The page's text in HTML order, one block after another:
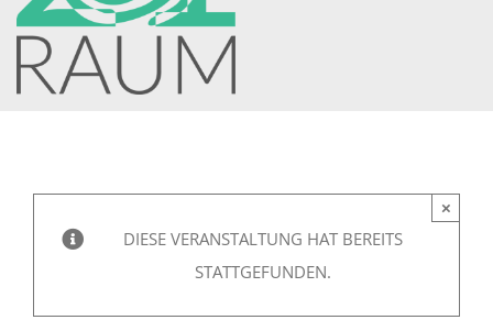
Klangraum 21
DIESE VERANSTALTUNG HAT BEREITS
STATTGEFUNDEN.
×